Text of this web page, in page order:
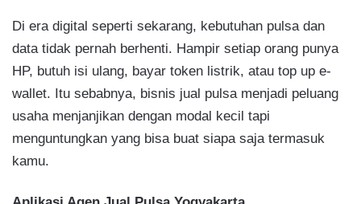
Di era digital seperti sekarang, kebutuhan pulsa dan
data tidak pernah berhenti. Hampir setiap orang punya
HP, butuh isi ulang, bayar token listrik, atau top up e-
wallet. Itu sebabnya, bisnis jual pulsa menjadi peluang
usaha menjanjikan dengan modal kecil tapi
menguntungkan yang bisa buat siapa saja termasuk
kamu.